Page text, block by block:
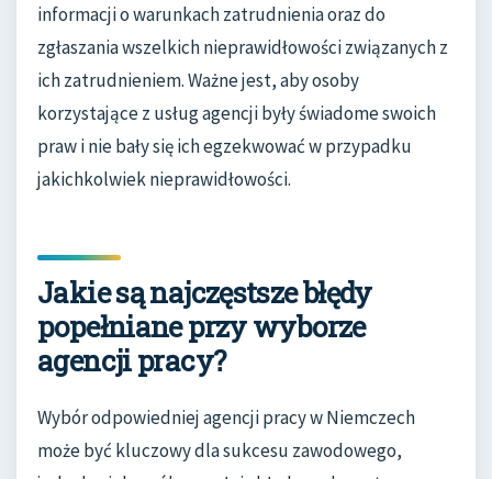
informacji o warunkach zatrudnienia oraz do
zgłaszania wszelkich nieprawidłowości związanych z
ich zatrudnieniem. Ważne jest, aby osoby
korzystające z usług agencji były świadome swoich
praw i nie bały się ich egzekwować w przypadku
jakichkolwiek nieprawidłowości.
Jakie są najczęstsze błędy
popełniane przy wyborze
agencji pracy?
Wybór odpowiedniej agencji pracy w Niemczech
może być kluczowy dla sukcesu zawodowego,